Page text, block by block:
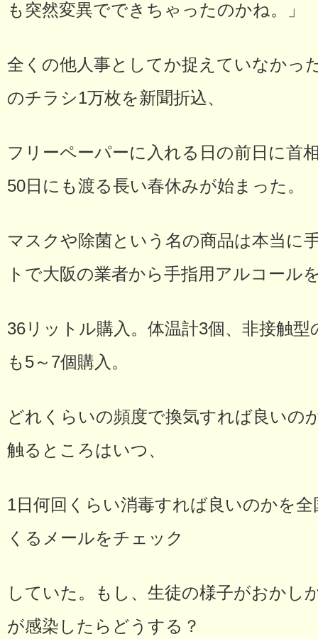
も突然変異でできちゃったのかね。」
全くの他人事としてか捉えていなかっ
のチラシ1万枚を新聞折込、
フリーペーパーに入れる日の前日に首
50日にも渡る長い春休みが始まった。
マスクや除菌という名の商品は本当に
トで大阪の業者から手指用アルコール
36リットル購入。体温計3個、非接触
も5～7個購入。
どれくらいの頻度で換気すれば良いの
触るところはいつ、
1日何回くらい消毒すれば良いのかを
くるメールをチェック
していた。もし、生徒の様子がおかし
が感染したらどうする？